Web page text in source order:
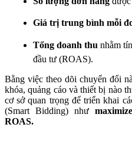
Giá trị trung bình mỗi
Tổng doanh thu nhằm
đầu tư (ROAS).
Bằng việc theo dõi chuyển đổi
khóa, quảng cáo và thiết bị nào
cơ sở quan trọng để triển khai
(Smart Bidding) như
ROAS.